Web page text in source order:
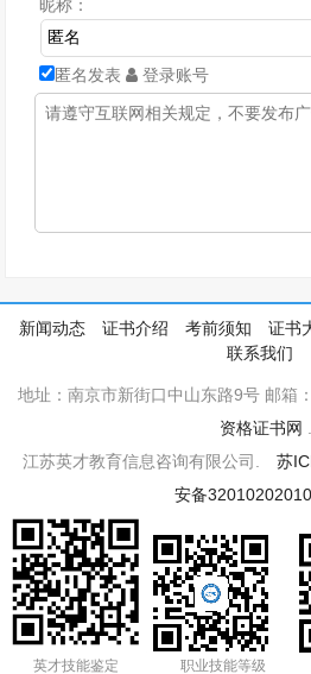
昵称：
匿名发表 登录账号
新闻动态 证书介绍 考前须知 证书
联系我们
地址：南京市新街口中山东路9号 邮箱
资格证书网
江苏英才教育信息咨询有限公司. 苏
安备
英才技能鉴定 职业技能等级